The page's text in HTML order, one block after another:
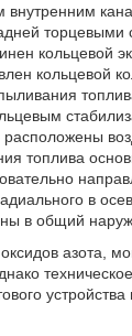
внутренним
торцевыми
кольцевой
кольцевой
расположены
топлива
в
в общий
азота,
устройства